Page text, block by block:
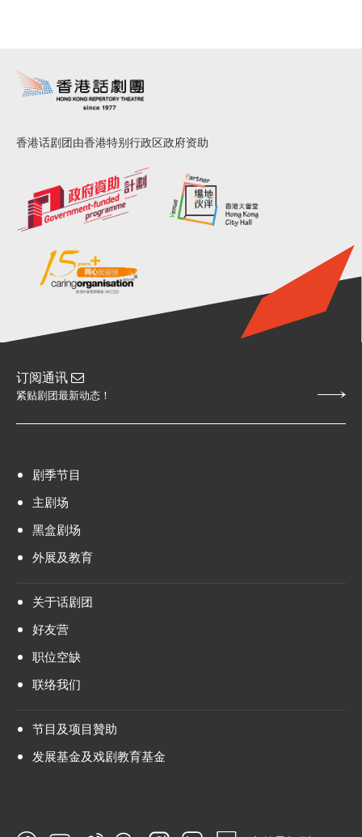
香港话剧团由香港特别行政区政府资助
订阅通讯
紧贴剧团最新动态！
剧季节目
主剧场
黑盒剧场
外展及教育
关于话剧团
好友营
职位空缺
联络我们
节目及项目贊助
发展基金及戏剧教育基金